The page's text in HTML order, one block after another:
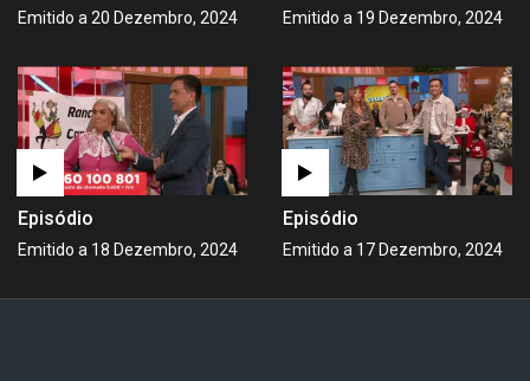
Emitido a 20 Dezembro, 2024 Emitido a 19 Dezembro, 2024
Episódio
Emitido a 18 Dezembro, 2024
Episódio
Emitido a 17 Dezembro, 2024